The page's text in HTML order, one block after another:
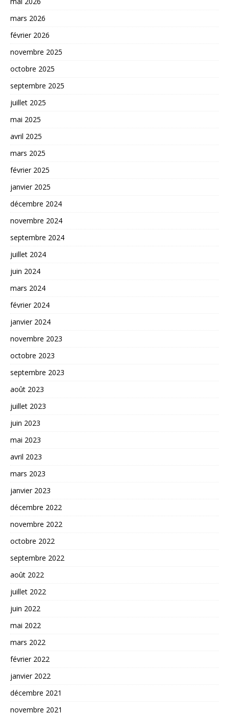
mars 2026
février 2026
novembre 2025
octobre 2025
septembre 2025
juillet 2025
mai 2025
avril 2025
mars 2025
février 2025
janvier 2025
décembre 2024
novembre 2024
septembre 2024
juillet 2024
juin 2024
mars 2024
février 2024
janvier 2024
novembre 2023
octobre 2023
septembre 2023
août 2023
juillet 2023
juin 2023
mai 2023
avril 2023
mars 2023
janvier 2023
décembre 2022
novembre 2022
octobre 2022
septembre 2022
août 2022
juillet 2022
juin 2022
mai 2022
mars 2022
février 2022
janvier 2022
décembre 2021
novembre 2021